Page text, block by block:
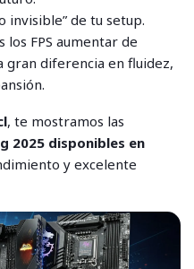
invisible” de tu setup.
los FPS aumentar de
gran diferencia en fluidez,
, te mostramos las
2025 disponibles en
y excelente